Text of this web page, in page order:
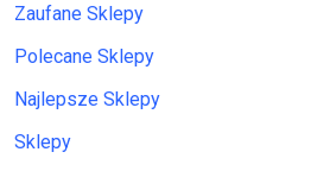
Zaufane Sklepy
Polecane Sklepy
Najlepsze Sklepy
Sklepy